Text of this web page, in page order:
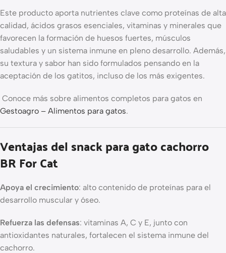
Este producto aporta nutrientes clave como proteínas de alta
calidad, ácidos grasos esenciales, vitaminas y minerales que
favorecen la formación de huesos fuertes, músculos
saludables y un sistema inmune en pleno desarrollo. Además,
su textura y sabor han sido formulados pensando en la
aceptación de los gatitos, incluso de los más exigentes.
Conoce más sobre alimentos completos para gatos en
Gestoagro – Alimentos para gatos.
Ventajas del snack para gato cachorro
BR For Cat
Apoya el crecimiento: alto contenido de proteínas para el
desarrollo muscular y óseo.
Refuerza las defensas: vitaminas A, C y E, junto con
antioxidantes naturales, fortalecen el sistema inmune del
cachorro.